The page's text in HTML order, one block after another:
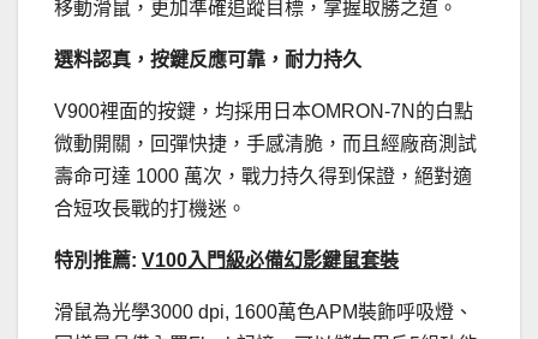
移動滑鼠， 更加準確追蹤目標，掌握取勝之道。
選料認真，按鍵反應可靠，耐力持久
V900裡面的按鍵，均採用日本OMRON-7N的白點
微動開關 ，回彈快捷，手感清脆，而且經廠商測試
壽命可達 1000 萬次，戰力持久得到保證，絕對適
合短攻長戰的打機迷。
特別推薦: V100入門級必備幻影鍵鼠套裝
滑鼠為光學3000 dpi, 1600萬色APM裝飾呼吸燈、